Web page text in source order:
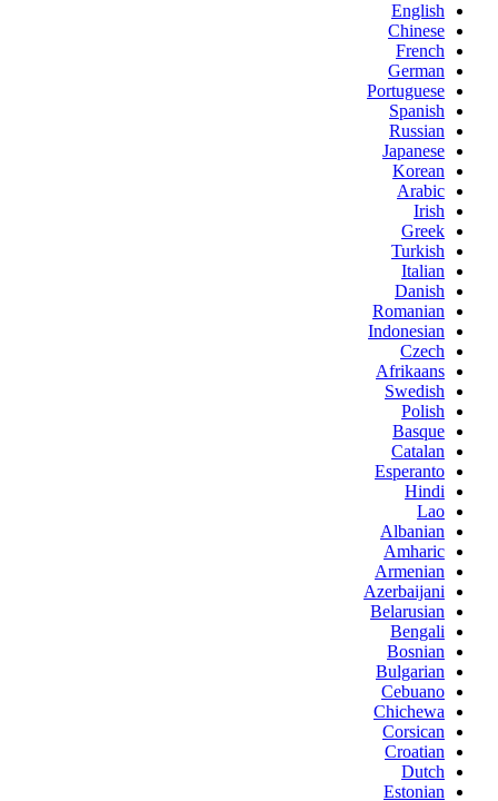
English
Chinese
French
German
Portuguese
Spanish
Russian
Japanese
Korean
Arabic
Irish
Greek
Turkish
Italian
Danish
Romanian
Indonesian
Czech
Afrikaans
Swedish
Polish
Basque
Catalan
Esperanto
Hindi
Lao
Albanian
Amharic
Armenian
Azerbaijani
Belarusian
Bengali
Bosnian
Bulgarian
Cebuano
Chichewa
Corsican
Croatian
Dutch
Estonian